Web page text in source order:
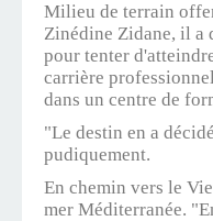
Milieu de terrain
Zinédine Zidane, il a
pour tenter
carrière
dans un centre de
"Le destin en a
pudiquement.
En chemin vers le
mer Méditerranée.